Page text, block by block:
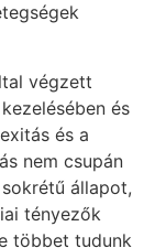
végzett
és
és a
nem csupán
állapot,
tényezők
többet tudunk